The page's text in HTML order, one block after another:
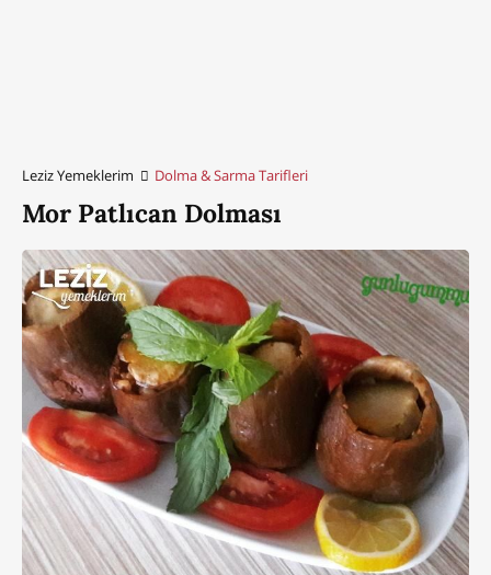
Leziz Yemeklerim Dolma & Sarma Tarifleri
Mor Patlıcan Dolması